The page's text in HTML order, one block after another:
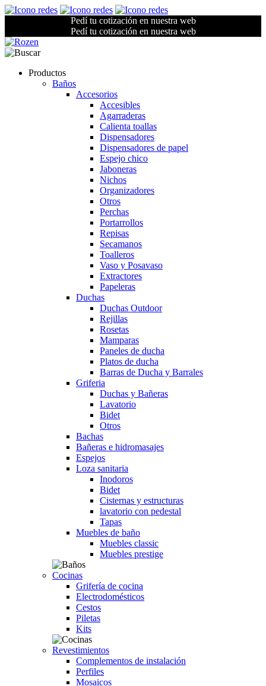
Pedí tu cotización en nuestra web
Pedí tu cotización en nuestra web
Productos
Baños
Accesorios
Accesibles
Agarraderas
Calienta toallas
Dispensadores
Dispensadores de papel
Espejo chico
Jaboneras
Nichos
Organizadores
Otros
Perchas
Portarrollos
Repisas
Secamanos
Toalleros
Vaso y Posavaso
Extractores
Papeleras
Duchas
Duchas Outdoor
Rejillas
Rosetas
Mamparas
Paneles de ducha
Platos de ducha
Barras de Ducha y Barrales
Griferia
Duchas y Bañeras
Lavatorio
Bidet
Otros
Bachas
Bañeras e hidromasajes
Espejos
Loza sanitaria
Inodoros
Bidet
Cisternas y estructuras
lavatorio con pedestal
Tapas
Muebles de baño
Muebles classic
Muebles prestige
Cocinas
Grifería de cocina
Electrodomésticos
Cestos
Piletas
Kits
Revestimientos
Complementos de instalación
Perfiles
Mosaicos